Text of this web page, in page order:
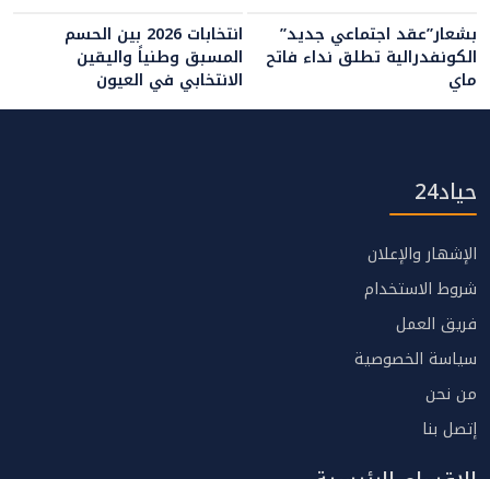
بشعار”عقد اجتماعي جديد”
الكونفدرالية تطلق نداء فاتح
ماي
انتخابات 2026 بين الحسم
المسبق وطنياً واليقين
الانتخابي في العيون
حياد24
الإشهار والإعلان
شروط الاستخدام
فريق العمل
سياسة الخصوصية
من نحن
إتصل بنا